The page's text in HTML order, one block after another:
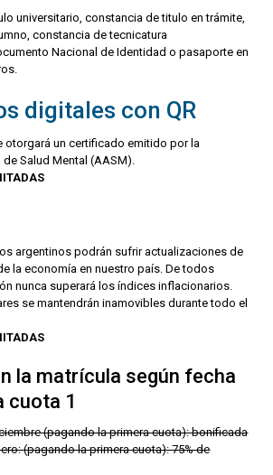
universitario, constancia de titulo en trámite,
constancia de tecnicatura
Nacional de Identidad o pasaporte en
digitales con QR
otorgará un certificado emitido por la
Salud Mental (AASM).
argentinos podrán sufrir actualizaciones de
la economía en nuestro país. De todos
nunca superará los índices inflacionarios.
se mantendrán inamovibles durante todo el
la matrícula según fecha
cuota 1
(pagando la primera cuota): bonificada
(pagando la primera cuota): 75% de